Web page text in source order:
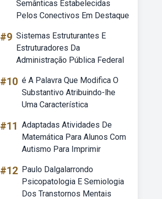
Semânticas Estabelecidas
Pelos Conectivos Em Destaque
#9 Sistemas Estruturantes E
Estruturadores Da
Administração Pública Federal
#10 é A Palavra Que Modifica O
Substantivo Atribuindo-lhe
Uma Característica
#11 Adaptadas Atividades De
Matemática Para Alunos Com
Autismo Para Imprimir
#12 Paulo Dalgalarrondo
Psicopatologia E Semiologia
Dos Transtornos Mentais